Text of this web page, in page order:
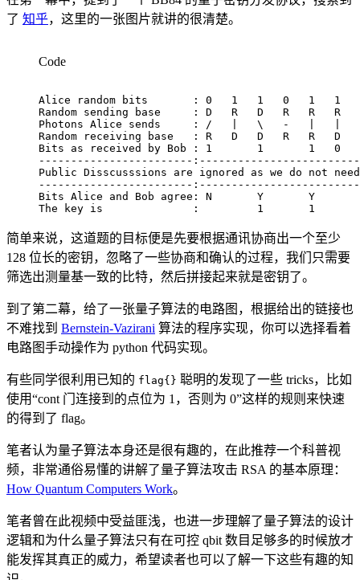
了 知乎，这里的一张图片就讲的很清楚。
Code
Alice random bits       : 0   1   1   0   1   1
Random sending base     : D   R   D   R   R   R
Photons Alice sends     : /   |   \   -   |   |
Random receiving base   : R   D   D   R   R   D
Bits as received by Bob : 1       1       1   0
------------------------
Public Disscusssions are ignored as we do not
------------------------
Bits Alice and Bob agree: N       Y       Y
The key is              :         1       1
简单来说，这道题的目标便是先要根据通讯协商出一个至少
128 位长的密钥，忽略了一些协商和确认的过程，我们只需要
筛选出测量基一致的比特，然后拼接起来就是密钥了。
到了第二幕，给了一张量子算法的电路图，根据给出的链接也
不难找到 Bernstein-Vazirani 算法的程序实现，你可以选择看着
电路图手动操作为 python 代码实现。
有些同学很利用已知的 flag{} 聪明的发现了一些 tricks，比如
使用“cont 门连接到的点位为 1，否则为 0”这样的规则来快速
的得到了 flag。
笔者认为量子算法本身还是很有趣的，在此推荐一个科普视
频，非常通俗易懂的讲解了量子算法攻击 RSA 的基本原理：
How Quantum Computers Work。
笔者曾在此视频中受益匪浅，也进一步理解了量子算法的设计
逻辑和为什么量子算法只有在可控 qbit 数目足够多的时候放才
能发挥其真正的威力，希望读者也可以了解一下这些有趣的知